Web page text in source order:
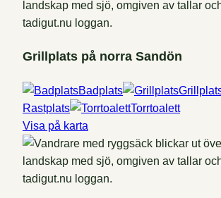
Grillplats på norra Sandön
Badplats
Rastplats
Torrtoalett
Visa på karta